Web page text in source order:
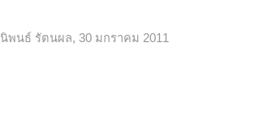
นิพนธ์ รัตนผล, 30 มกราคม 2011